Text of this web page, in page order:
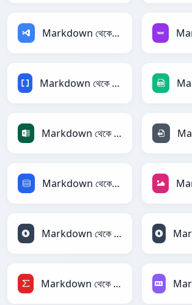
Markdown থেকে ASP
Markdown থেকে BBCode
Markdown থেকে Excel
Markdown থেকে SQL
Markdown থেকে JSON
Markdown থেকে LaTeX